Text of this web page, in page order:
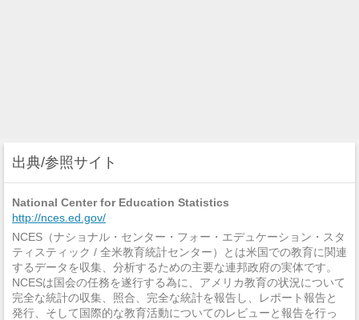
出典/参照サイト
National Center for Education Statistics
http://nces.ed.gov/
NCES（ナショナル・センター・フォー・エデュケーション・スタ
ティスティック / 全米教育統計センター）とは米国での教育に関連
するデータを収集、分析するための主要な連邦政府の実体です。
NCESは国会の任務を遂行する為に、アメリカ教育の状況について
完全な統計の収集、照合、完全な統計を報告し、レポート報告と
発行、そして国際的な教育活動についてのレビューと報告を行っ